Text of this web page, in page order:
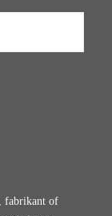
fabrikant of